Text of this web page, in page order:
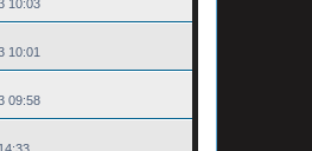
10:03
10:01
09:58